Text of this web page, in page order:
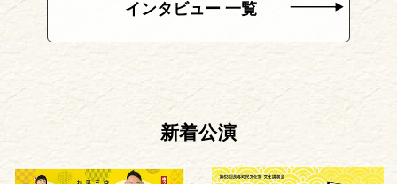
インタビュー 一覧
新着公演